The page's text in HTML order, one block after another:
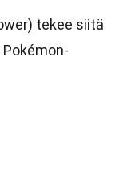
tekee siitä